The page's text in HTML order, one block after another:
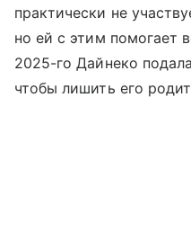
практически не
но ей с этим помогает
2025-го Дайнеко
чтобы лишить его